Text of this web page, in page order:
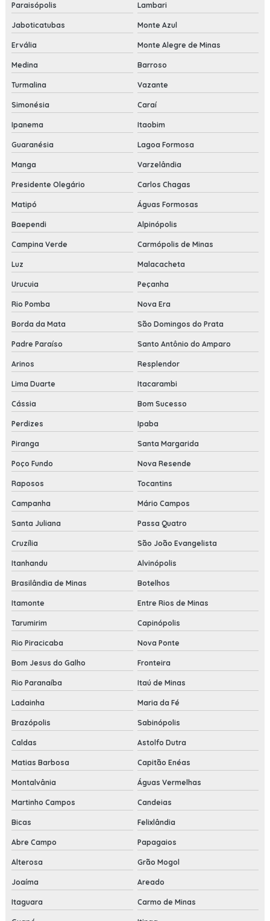
Paraisópolis Lambari
Jaboticatubas Monte Azul
Ervália Monte Alegre de Minas
Medina Barroso
Turmalina Vazante
Simonésia Caraí
Ipanema Itaobim
Guaranésia Lagoa Formosa
Manga Varzelândia
Presidente Olegário Carlos Chagas
Matipó Águas Formosas
Baependi Alpinópolis
Campina Verde Carmópolis de Minas
Luz Malacacheta
Urucuia Peçanha
Rio Pomba Nova Era
Borda da Mata São Domingos do Prata
Padre Paraíso Santo Antônio do Amparo
Arinos Resplendor
Lima Duarte Itacarambi
Cássia Bom Sucesso
Perdizes Ipaba
Piranga Santa Margarida
Poço Fundo Nova Resende
Raposos Tocantins
Campanha Mário Campos
Santa Juliana Passa Quatro
Cruzília São João Evangelista
Itanhandu Alvinópolis
Brasilândia de Minas Botelhos
Itamonte Entre Rios de Minas
Tarumirim Capinópolis
Rio Piracicaba Nova Ponte
Bom Jesus do Galho Fronteira
Rio Paranaíba Itaú de Minas
Ladainha Maria da Fé
Brazópolis Sabinópolis
Caldas Astolfo Dutra
Matias Barbosa Capitão Enéas
Montalvânia Águas Vermelhas
Martinho Campos Candeias
Bicas Felixlândia
Abre Campo Papagaios
Alterosa Grão Mogol
Joaíma Areado
Itaguara Carmo de Minas